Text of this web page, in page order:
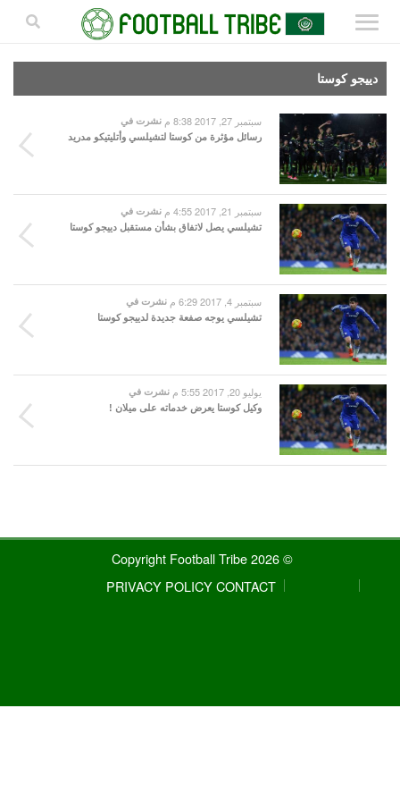
دييجو كوستا
نشرت في سبتمبر 27, 2017 8:38 م
رسائل مؤثرة من كوستا لتشيلسي وأتليتيكو مدريد
نشرت في سبتمبر 21, 2017 4:55 م
تشيلسي يصل لاتفاق بشأن مستقبل دييجو كوستا
نشرت في سبتمبر 4, 2017 6:29 م
تشيلسي يوجه صفعة جديدة لدييجو كوستا
نشرت في يوليو 20, 2017 5:55 م
وكيل كوستا يعرض خدماته على ميلان !
© 2026 Copyright Football Tribe
CONTACT
PRIVACY POLICY